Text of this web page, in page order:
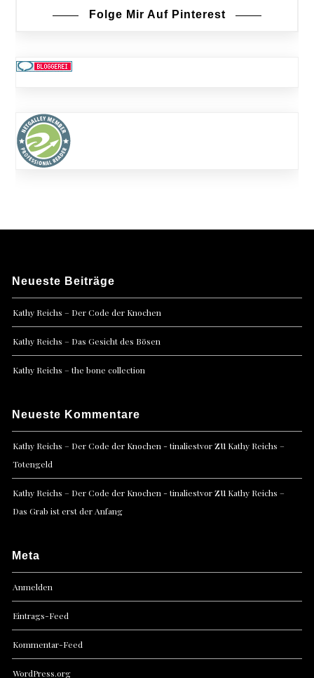
Folge Mir Auf Pinterest
Neueste Beiträge
Kathy Reichs – Der Code der Knochen
Kathy Reichs – Das Gesicht des Bösen
Kathy Reichs – the bone collection
Neueste Kommentare
Kathy Reichs – Der Code der Knochen - tinaliestvorzu Kathy Reichs –
Totengeld
Kathy Reichs – Der Code der Knochen - tinaliestvorzu Kathy Reichs –
Das Grab ist erst der Anfang
Meta
Anmelden
Eintrags-Feed
Kommentar-Feed
WordPress.org